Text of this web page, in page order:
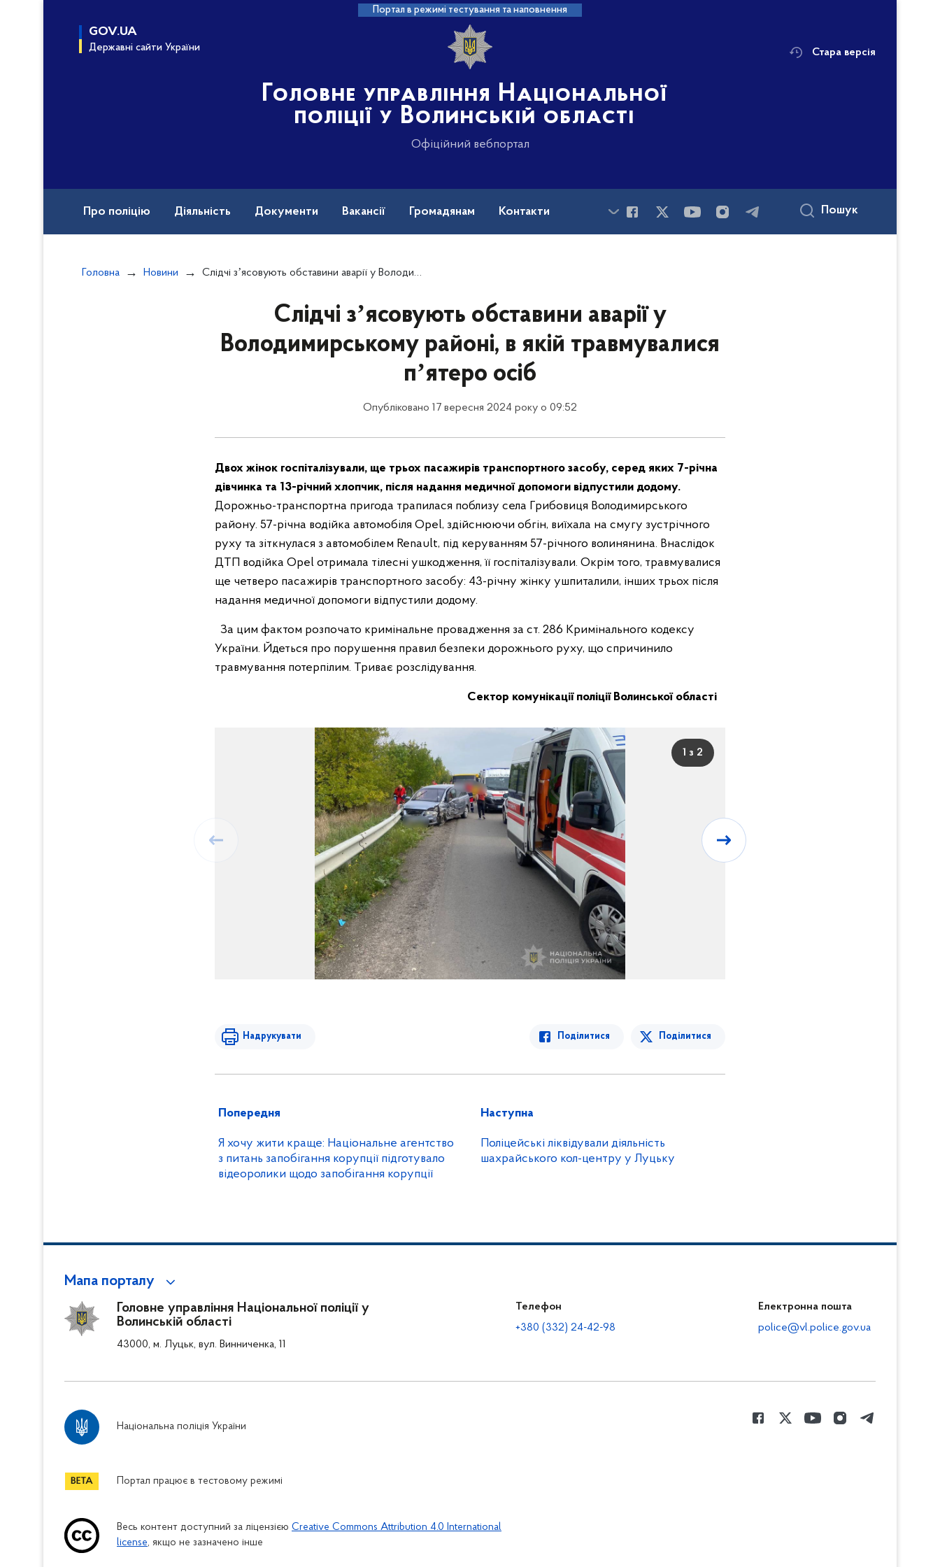
Портал в режимі тестування та наповнення
GOV.UA
Державні сайти України
Головне управління Національної
поліції у Волинській області
Офіційний вебпортал
Стара версія
Про поліцію Діяльність Документи Вакансії Громадянам Контакти Пошук
Головна Новини Слідчі зʼясовують обставини аварії у Володимирському районі, в якій травмувалися пʼятеро осіб
Слідчі зʼясовують обставини аварії у
Володимирському районі, в якій травмувалися
пʼятеро осіб
Опубліковано 17 вересня 2024 року о 09:52
Двох жінок госпіталізували, ще трьох пасажирів транспортного засобу, серед яких 7-річна
дівчинка та 13-річний хлопчик, після надання медичної допомоги відпустили додому.
Дорожньо-транспортна пригода трапилася поблизу села Грибовиця Володимирського
району. 57-річна водійка автомобіля Opel, здійснюючи обгін, виїхала на смугу зустрічного
руху та зіткнулася з автомобілем Renault, під керуванням 57-річного волинянина. Внаслідок
ДТП водійка Opel отримала тілесні ушкодження, її госпіталізували. Окрім того, травмувалися
ще четверо пасажирів транспортного засобу: 43-річну жінку ушпиталили, інших трьох після
надання медичної допомоги відпустили додому.
За цим фактом розпочато кримінальне провадження за ст. 286 Кримінального кодексу
України. Йдеться про порушення правил безпеки дорожнього руху, що спричинило
травмування потерпілим. Триває розслідування.
Сектор комунікації поліції Волинської області
1 з 2
Надрукувати Поділитися Поділитися
Попередня
Я хочу жити краще: Національне агентство
з питань запобігання корупції підготувало
відеоролики щодо запобігання корупції
Наступна
Поліцейські ліквідували діяльність
шахрайського кол-центру у Луцьку
Мапа порталу
Головне управління Національної поліції у
Волинській області
43000, м. Луцьк, вул. Винниченка, 11
Телефон
+380 (332) 24-42-98
Електронна пошта
police@vl.police.gov.ua
Національна поліція України
Портал працює в тестовому режимі
Весь контент доступний за ліцензією Creative Commons Attribution 4.0 International
license, якщо не зазначено інше